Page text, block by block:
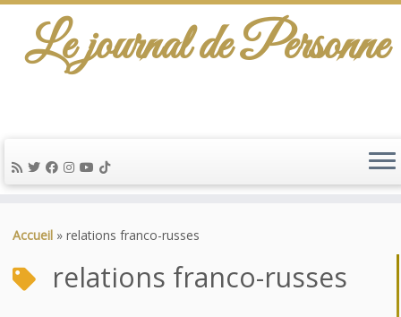
au
Le journal de Personne
Accueil » relations franco-russes
relations franco-russes